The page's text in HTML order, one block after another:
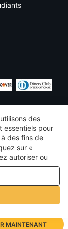
MAINTENANT
des
essentiels pour
des fins de
sur «
autoriser ou
d’analyse et